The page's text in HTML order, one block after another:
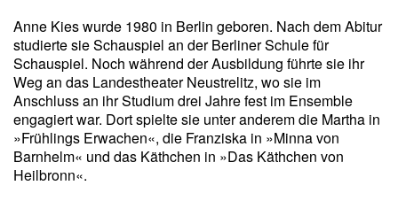
Anne Kies wurde 1980 in Berlin geboren. Nach dem Abitur
studierte sie Schauspiel an der Berliner Schule für
Schauspiel. Noch während der Ausbildung führte sie ihr
Weg an das Landestheater Neustrelitz, wo sie im
Anschluss an ihr Studium drei Jahre fest im Ensemble
engagiert war. Dort spielte sie unter anderem die Martha in
»Frühlings Erwachen«, die Franziska in »Minna von
Barnhelm« und das Käthchen in »Das Käthchen von
Heilbronn«.